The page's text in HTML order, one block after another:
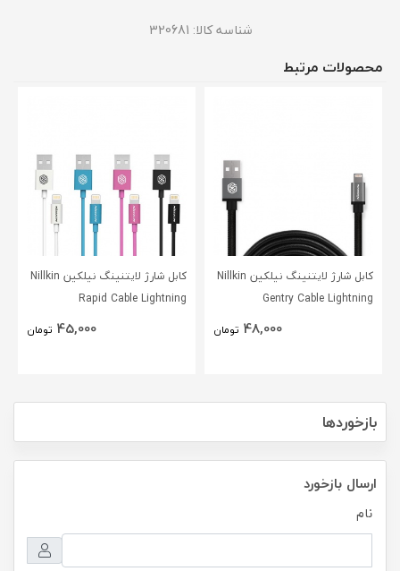
شناسه کالا: 320681
محصولات مرتبط
کابل شارژ لایتنینگ نیلکین Nillkin
Gentry Cable Lightning
48,000 تومان
کابل شارژ لایتنینگ نیلکین Nillkin
Rapid Cable Lightning
45,000 تومان
بازخوردها
ارسال بازخورد
نام